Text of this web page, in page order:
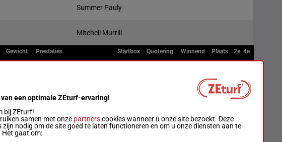
Summer Pauly
Mitchell Murrill
Gewicht Prestaties Startbox Quotering Winnend Plaats 2e 4e
55 kg 1p (25) 7p 2p 7p 3p
een optimale ZEturf-ervaring!
bij ZEturf!
samen met onze partnerscookies wanneer u onze site bezoekt. Deze
zijn nodig om de site goed te laten functioneren en om u onze diensten aan te
Het gaat om: